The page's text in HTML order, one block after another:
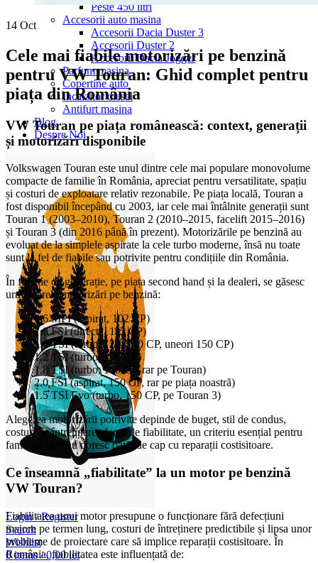
Peste 450 litri
Accesorii auto masina
Accesorii Dacia Duster 3
Accesorii Duster 2
Accesorii Dacia Jogger
Parfum masina
Copertine auto
Incalzitor diesel
Antifurt masina
Blog
Despre Noi
Login / Register
Search
Wishlist
0items / 0,00lei
14 Oct
Cele mai fiabile motorizări pe benzină
pentru VW Touran: Ghid complet pentru
piața din România
VW Touran pe piața românească: context, generații
și motorizări disponibile
Volkswagen Touran este unul dintre cele mai populare monovolume
compacte de familie în România, apreciat pentru versatilitate, spațiu
și costuri de exploatare relativ rezonabile. Pe piața locală, Touran a
fost disponibil începând cu 2003, iar cele mai întâlnite generații sunt
Touran 1 (2003–2010), Touran 2 (2010–2015, facelift 2015–2016)
și Touran 3 (din 2016 până în prezent). Motorizările pe benzină au
evoluat de la simplele aspirate la cele turbo moderne, însă nu toate
sunt la fel de fiabile sau potrivite pentru condițiile din România.
În funcție de generație, pe piața second hand și la dealeri, se găsesc
următoarele motorizări pe benzină:
1.6 MPI (aspirat, 102 CP)
1.6 FSI (directă, 115 CP)
1.4 TSI (turbo, 122–140 CP, uneori 150 CP)
1.2 TSI (turbo, 105 CP)
1.8 TSI (turbo, 160 CP, rar pe Touran)
2.0 FSI (aspirat, 150 CP, rar pe piața noastră)
1.5 TSI Evo (turbo, 150 CP, pe Touran 3)
Alegerea motorizării potrivite depinde de buget, stil de condus,
costuri de întreținere, dar și de fiabilitate, un criteriu esențial pentru
familiile care nu doresc bătăi de cap cu reparații costisitoare.
Ce înseamnă „fiabilitate” la un motor pe benzină
VW Touran?
Fiabilitatea unui motor presupune o funcționare fără defecțiuni
majore pe termen lung, costuri de întreținere predictibile și lipsa unor
probleme de proiectare care să implice reparații costisitoare. În
România, fiabilitatea este influențată de: